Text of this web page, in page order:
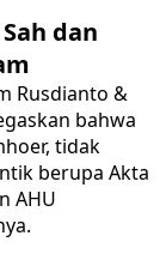
dan
Rusdianto &
bahwa
tidak
berupa Akta
AHU